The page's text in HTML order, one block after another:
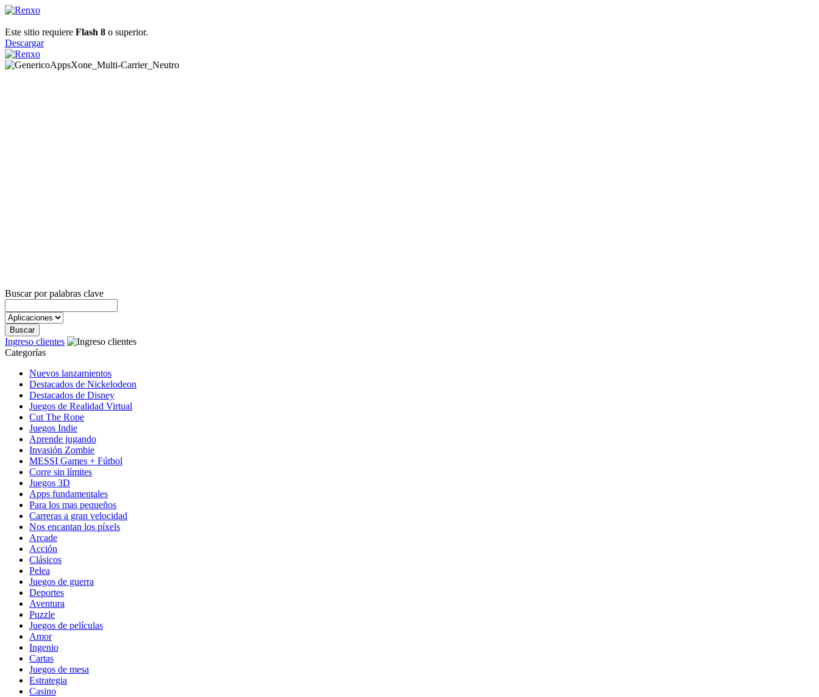
Este sitio requiere Flash 8 o superior.
Descargar
Buscar por palabras clave
Ingreso clientes
Categorías
Nuevos lanzamientos
Destacados de Nickelodeon
Destacados de Disney
Juegos de Realidad Virtual
Cut The Rope
Juegos Indie
Aprende jugando
Invasión Zombie
MESSI Games + Fútbol
Corre sin límites
Juegos 3D
Apps fundamentales
Para los mas pequeños
Carreras a gran velocidad
Nos encantan los píxels
Arcade
Acción
Clásicos
Pelea
Juegos de guerra
Deportes
Aventura
Puzzle
Juegos de películas
Amor
Ingenio
Cartas
Juegos de mesa
Estrategia
Casino